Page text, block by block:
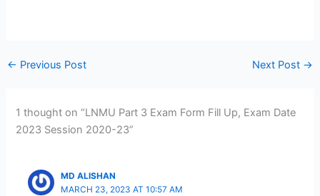
← Previous Post Next Post →
1 thought on “LNMU Part 3 Exam Form Fill Up, Exam Date
2023 Session 2020-23”
MD ALISHAN
MARCH 23, 2023 AT 10:57 AM